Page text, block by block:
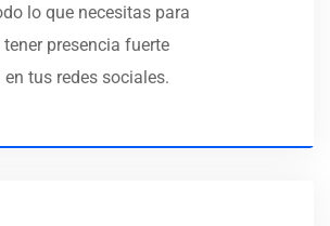
lo que necesitas para
tener presencia fuerte
en tus redes sociales.